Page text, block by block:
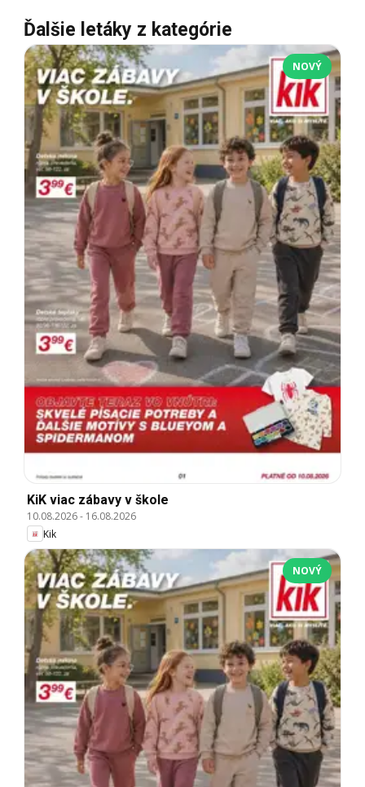
Ďalšie letáky z kategórie
NOVÝ
KiK viac zábavy v škole
10.08.2026- 16.08.2026
Kik
NOVÝ